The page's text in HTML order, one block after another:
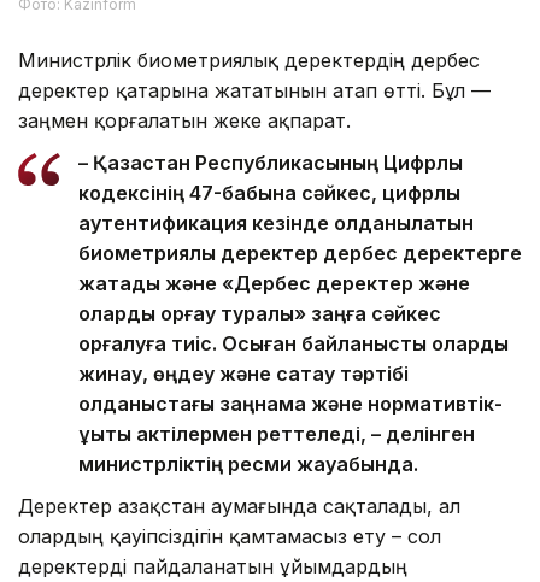
Фото: Kazinform
Министрлік биометриялық деректердің дербес
деректер қатарына жататынын атап өтті. Бұл —
заңмен қорғалатын жеке ақпарат.
– Қазақстан Республикасының Цифрлық
кодексінің 47-бабына сәйкес, цифрлық
аутентификация кезінде қолданылатын
биометриялық деректер дербес деректерге
жатады және «Дербес деректер және
оларды қорғау туралы» заңға сәйкес
қорғалуға тиіс. Осыған байланысты оларды
жинау, өңдеу және сақтау тәртібі
қолданыстағы заңнама және нормативтік-
құқықтық актілермен реттеледі, – делінген
министрліктің ресми жауабында.
Деректер Қазақстан аумағында сақталады, ал
олардың қауіпсіздігін қамтамасыз ету – сол
деректерді пайдаланатын ұйымдардың